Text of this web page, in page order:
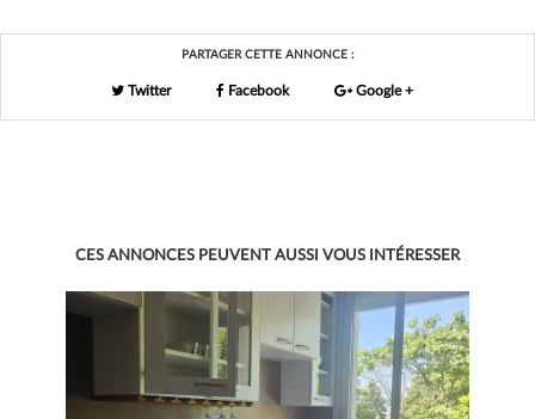
PARTAGER CETTE ANNONCE :
Twitter Facebook Google +
CES ANNONCES PEUVENT AUSSI VOUS INTÉRESSER